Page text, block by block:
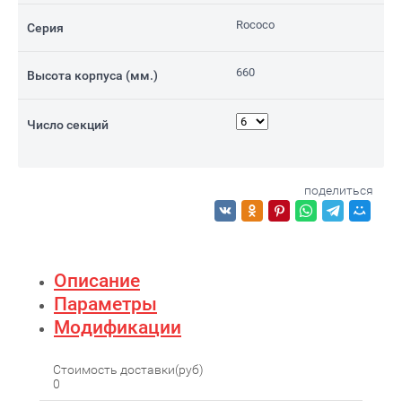
Серия Rococo
Высота корпуса (мм.) 660
Число секций
поделиться
Описание
Параметры
Модификации
Стоимость доставки(руб)
0